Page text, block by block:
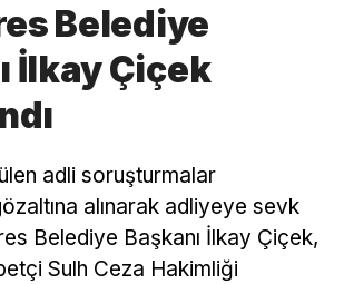
Belediye
İlkay Çiçek
adli soruşturmalar
alınarak adliyeye sevk
Belediye Başkanı İlkay Çiçek,
Sulh Ceza Hakimliği